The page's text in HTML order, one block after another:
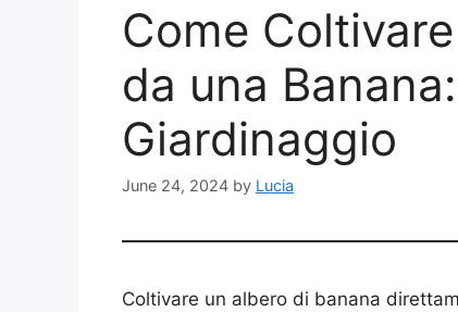
Come
da una
Giardinaggio
June 24, 2024 by Lucia
Coltivare un albero di banana